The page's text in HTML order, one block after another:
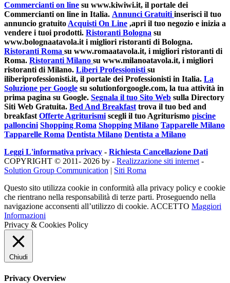
Commercianti on line su www.kiwiwi.it, il portale dei
Commercianti on line in Italia. Annunci Gratuitiinserisci il tuo
annuncio gratuitoAcquisti On Line ,apri il tuo negozio e inizia a
vendere i tuoi prodotti. Ristoranti Bologna su
www.bolognaatavola.it i migliori ristoranti di Bologna.
Ristoranti Roma su www.romaatavola.it, i migliori ristoranti di
Roma. Ristoranti Milano su www.milanoatavola.it, i migliori
ristoranti di Milano. Liberi Professionistisu
iliberiprofessionisti.it, il portale dei Professionisti in Italia. La
Soluzione per Google su solutionforgoogle.com, la tua attività in
prima pagina su Google. Segnala il tuo Sito Web sulla Directory
Siti Web Gratuita. Bed And Breakfasttrova il tuo bed and
breakfastOfferte Agriturismiscegli il tuo Agriturismo piscine
palloncini Shopping Roma Shopping Milano Tapparelle Milano
Tapparelle Roma Dentista Milano Dentista a Milano
Leggi L'informativa privacy - Richiesta Cancellazione Dati
COPYRIGHT © 2011- 2026 by - Realizzazione siti internet-
Solution Group Communication | Siti Roma
Questo sito utilizza cookie in conformità alla privacy policy e cookie
che rientrano nella responsabilità di terze parti. Proseguendo nella
navigazione acconsenti all’utilizzo di cookie. ACCETTO Maggiori
Informazioni
Privacy & Cookies Policy
Chiudi
Privacy Overview